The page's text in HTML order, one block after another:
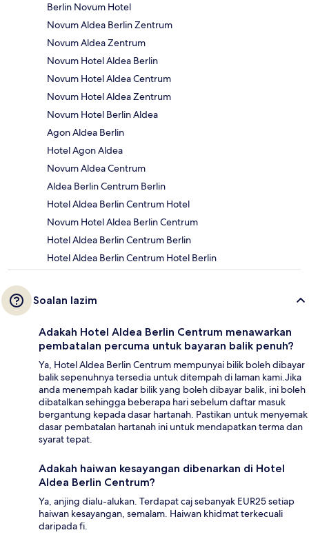
Berlin Novum Hotel
Novum Aldea Berlin Zentrum
Novum Aldea Zentrum
Novum Hotel Aldea Berlin
Novum Hotel Aldea Centrum
Novum Hotel Aldea Zentrum
Novum Hotel Berlin Aldea
Agon Aldea Berlin
Hotel Agon Aldea
Novum Aldea Centrum
Aldea Berlin Centrum Berlin
Hotel Aldea Berlin Centrum Hotel
Novum Hotel Aldea Berlin Centrum
Hotel Aldea Berlin Centrum Berlin
Hotel Aldea Berlin Centrum Hotel Berlin
Soalan lazim
Adakah Hotel Aldea Berlin Centrum menawarkan
pembatalan percuma untuk bayaran balik penuh?
Ya, Hotel Aldea Berlin Centrum mempunyai bilik boleh dibayar
balik sepenuhnya tersedia untuk ditempah di laman kami.Jika
anda menempah kadar bilik yang boleh dibayar balik, ini boleh
dibatalkan sehingga beberapa hari sebelum daftar masuk
bergantung kepada dasar hartanah. Pastikan untuk menyemak
dasar pembatalan hartanah ini untuk mendapatkan terma dan
syarat tepat.
Adakah haiwan kesayangan dibenarkan di Hotel
Aldea Berlin Centrum?
Ya, anjing dialu-alukan. Terdapat caj sebanyak EUR25 setiap
haiwan kesayangan, semalam. Haiwan khidmat terkecuali
daripada fi.